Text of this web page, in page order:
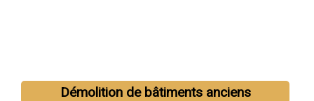
Bressuire,Parthenay,Thouars,Mauléon,Saint-Maixent-l'École,
,Nueil-les-Aubiers ,Chauray,Aiffres
Démolition de bâtiments anciens